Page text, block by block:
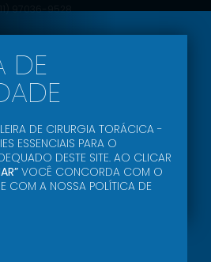
97036-9528
Agenda Científica
Jornal
Ead
de Cirurgia Torácica – Todos os
DE
DE CIRURGIA TORÁCICA -
ESSENCIAIS PARA O
DESTE SITE. AO CLICAR
VOCÊ CONCORDA COM O
COM A NOSSA POLÍTICA DE